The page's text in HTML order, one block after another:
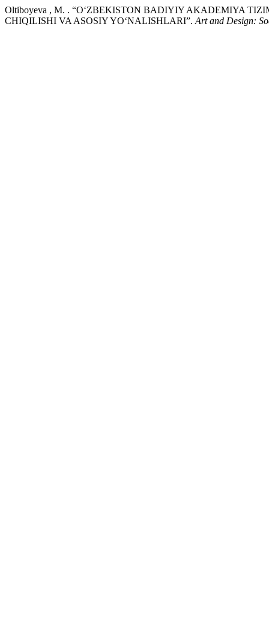
Oltiboyeva , M. . “OʻZBEKISTON BADIYIY AKADEMIYA
CHIQILISHI VA ASOSIY YOʻNALISHLARI”. Art and Design: